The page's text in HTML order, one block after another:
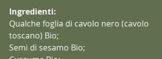
Ingredienti:
Qualche foglia di cavolo nero (cavolo
toscano) Bio;
Semi di sesamo Bio;